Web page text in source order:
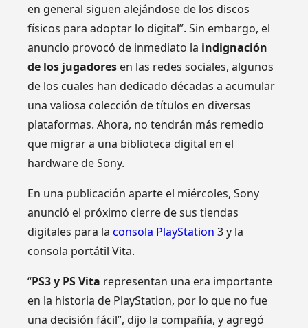
en general siguen alejándose de los discos
físicos para adoptar lo digital”. Sin embargo, el
anuncio provocó de inmediato la indignación
de los jugadores en las redes sociales, algunos
de los cuales han dedicado décadas a acumular
una valiosa colección de títulos en diversas
plataformas. Ahora, no tendrán más remedio
que migrar a una biblioteca digital en el
hardware de Sony.
En una publicación aparte el miércoles, Sony
anunció el próximo cierre de sus tiendas
digitales para laconsola PlayStation 3 y la
consola portátil Vita.
“PS3 y PS Vita representan una era importante
en la historia de PlayStation, por lo que no fue
una decisión fácil”, dijo la compañía, y agregó